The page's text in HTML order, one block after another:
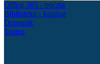
Office 365 - poczta
Biblioteka - katalog
Dziennik
Teams